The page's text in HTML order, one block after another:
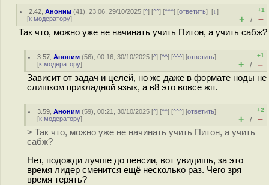
2.42 ,Аноним (41), 23:06, 29/10/2025 [^] [^^] [^^^] [ответить][↓]
[к модератору]
+1
+ / –
Так что, можно уже не начинать учить Питон, а учить сабж?
3.57 ,Аноним (56), 00:16, 30/10/2025 [^] [^^] [^^^] [ответить]
[к модератору]
+1
+ / –
Зависит от задач и целей, но жс даже в формате ноды не
слишком прикладной язык, а в8 это вовсе жп.
3.59 ,Аноним (59), 00:21, 30/10/2025 [^] [^^] [^^^] [ответить]
[к модератору]
+2
+ / –
> Так что, можно уже не начинать учить Питон, а учить
сабж?
Нет, подожди лучше до пенсии, вот увидишь, за это
время лидер сменится ещё несколько раз. Чего зря
время терять?